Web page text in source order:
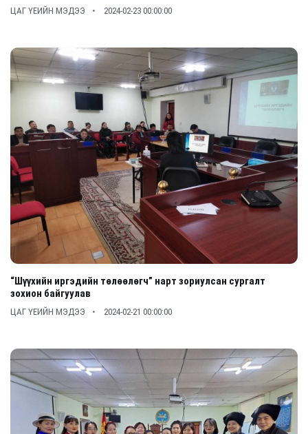
ЦАГ ҮЕИЙН МЭДЭЭ 2024-02-23 00:00:00
“Шүүхийн иргэдийн төлөөлөгч” нарт зориулсан сургалт
зохион байгуулав
ЦАГ ҮЕИЙН МЭДЭЭ 2024-02-21 00:00:00